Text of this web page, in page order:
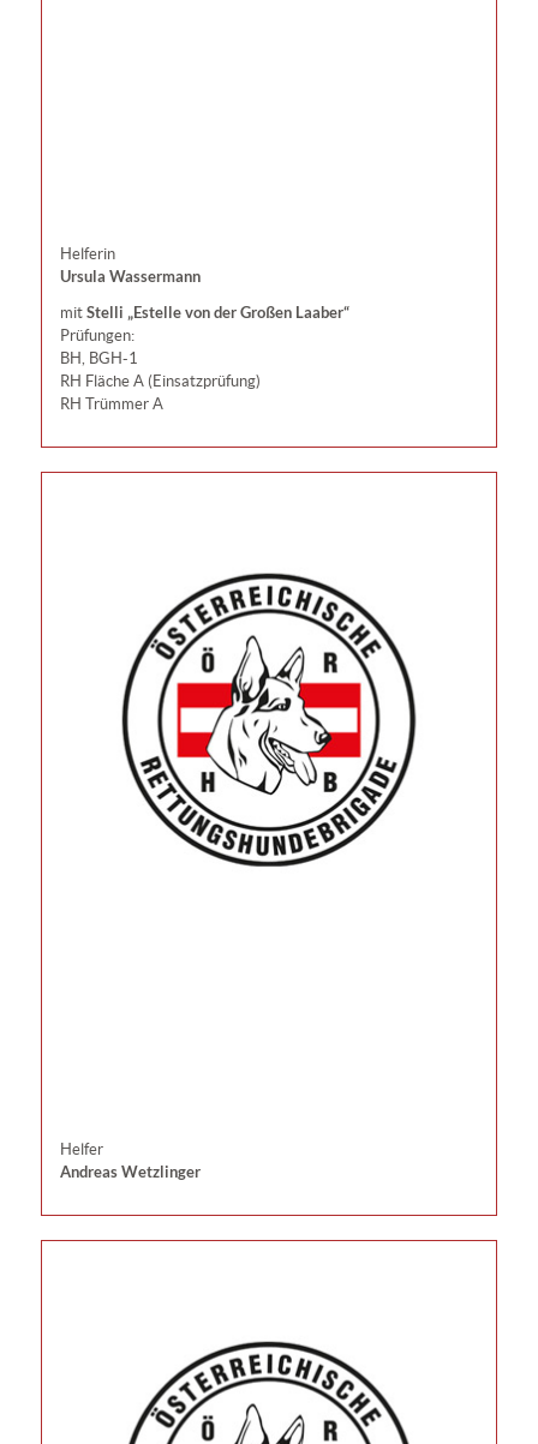
Helferin
Ursula Wassermann
mit Stelli „Estelle von der Großen Laaber“
Prüfungen:
BH, BGH-1
RH Fläche A (Einsatzprüfung)
RH Trümmer A
Helfer
Andreas Wetzlinger